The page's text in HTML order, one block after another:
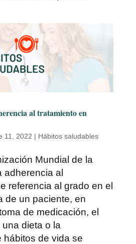
al tratamiento en
11, 2022 | Hábitos saludables
Mundial de la
adherencia al
referencia al grado en el
de un paciente, en
de medicación, el
dieta o la
hábitos de vida se